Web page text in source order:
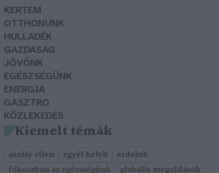
KERTEM
OTTHONUNK
HULLADÉK
GAZDASÁG
JÖVŐNK
EGÉSZSÉGÜNK
ENERGIA
GASZTRO
KÖZLEKEDÉS
Kiemelt témák
aszály ellen egyél helyit
erdeink
fókuszban az egészségünk
globális megoldások